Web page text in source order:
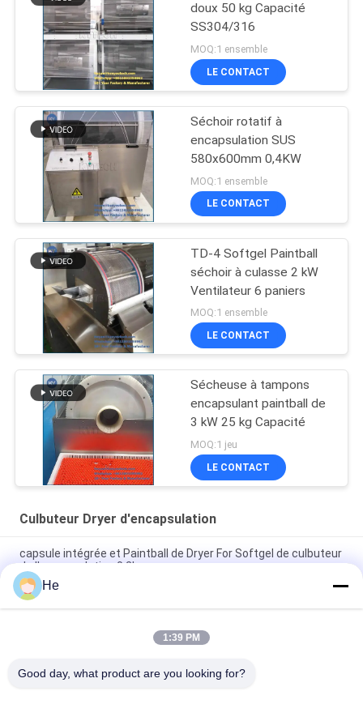
doux 50 kg Capacité
SS304/316
MOQ:1 ensemble
LE CONTACT
Séchoir rotatif à
encapsulation SUS
580x600mm 0,4KW
MOQ:1 ensemble
LE CONTACT
TD-4 Softgel Paintball
séchoir à culasse 2 kW
Ventilateur 6 paniers
MOQ:1 ensemble
LE CONTACT
Sécheuse à tampons
encapsulant paintball de
3 kW 25 kg Capacité
MOQ:1 jeu
LE CONTACT
Culbuteur Dryer d'encapsulation
capsule intégrée et Paintball de Dryer For Softgel de culbuteur
de l'encapsulation 0.2kw
une machine plus sèche de dégringolade d'encapsulation de
capsule de 730*1000mm Softgel pour la ligne d'encapsulation
capsule de 700*1030mm Softgel séchant des ventilateurs de
He
1:39 PM
Good day, what product are you looking for?